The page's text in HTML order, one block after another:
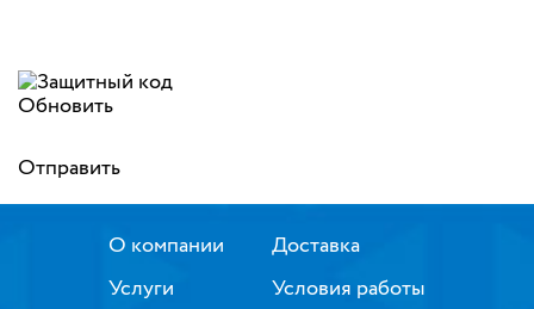
Обновить
Отправить
О компании
Услуги
Доставка
Условия работы